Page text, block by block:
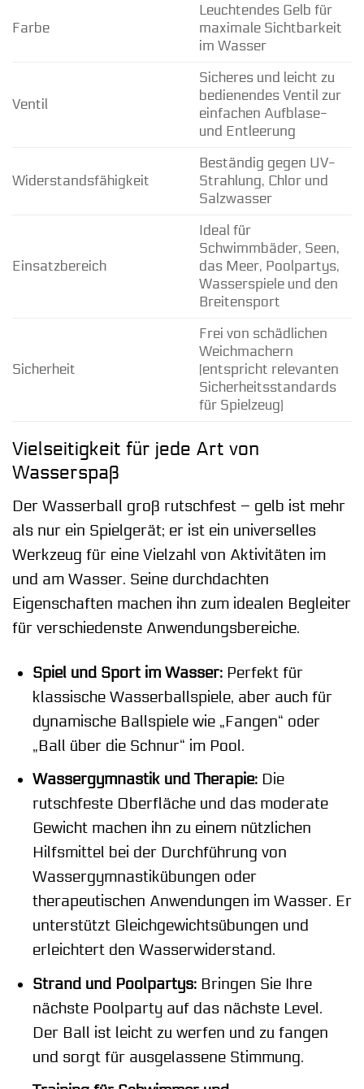
Farbe
Leuchtendes Gelb für
maximale Sichtbarkeit
im Wasser
Ventil
Sicheres und leicht zu
bedienendes Ventil zur
einfachen Aufblase-
und Entleerung
Widerstandsfähigkeit
Beständig gegen UV-
Strahlung, Chlor und
Salzwasser
Einsatzbereich
Ideal für
Schwimmbäder, Seen,
das Meer, Poolpartys,
Wasserspiele und den
Breitensport
Sicherheit
Frei von schädlichen
Weichmachern
(entspricht relevanten
Sicherheitsstandards
für Spielzeug)
Vielseitigkeit für jede Art von
Wasserspaß
Der Wasserball groß rutschfest – gelb ist mehr
als nur ein Spielgerät; er ist ein universelles
Werkzeug für eine Vielzahl von Aktivitäten im
und am Wasser. Seine durchdachten
Eigenschaften machen ihn zum idealen Begleiter
für verschiedenste Anwendungsbereiche.
Spiel und Sport im Wasser:Perfekt für
klassische Wasserballspiele, aber auch für
dynamische Ballspiele wie „Fangen“ oder
„Ball über die Schnur“ im Pool.
Wassergymnastik und Therapie:Die
rutschfeste Oberfläche und das moderate
Gewicht machen ihn zu einem nützlichen
Hilfsmittel bei der Durchführung von
Wassergymnastikübungen oder
therapeutischen Anwendungen im Wasser. Er
unterstützt Gleichgewichtsübungen und
erleichtert den Wasserwiderstand.
Strand und Poolpartys:Bringen Sie Ihre
nächste Poolparty auf das nächste Level.
Der Ball ist leicht zu werfen und zu fangen
und sorgt für ausgelassene Stimmung.